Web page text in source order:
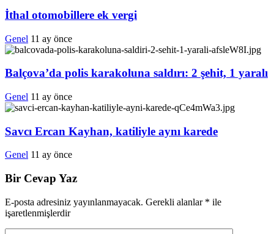
İthal otomobillere ek vergi
Genel 11 ay önce
Balçova’da polis karakoluna saldırı: 2 şehit, 1 yaralı
Genel 11 ay önce
Savcı Ercan Kayhan, katiliyle aynı karede
Genel 11 ay önce
Bir Cevap Yaz
E-posta adresiniz yayınlanmayacak. Gerekli alanlar * ile
işaretlenmişlerdir